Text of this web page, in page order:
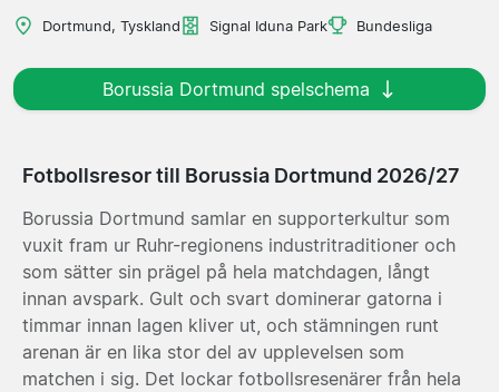
Dortmund, Tyskland Signal Iduna Park Bundesliga
Borussia Dortmund spelschema
Fotbollsresor till Borussia Dortmund 2026/27
Borussia Dortmund samlar en supporterkultur som
vuxit fram ur Ruhr-regionens industritraditioner och
som sätter sin prägel på hela matchdagen, långt
innan avspark. Gult och svart dominerar gatorna i
timmar innan lagen kliver ut, och stämningen runt
arenan är en lika stor del av upplevelsen som
matchen i sig. Det lockar fotbollsresenärer från hela